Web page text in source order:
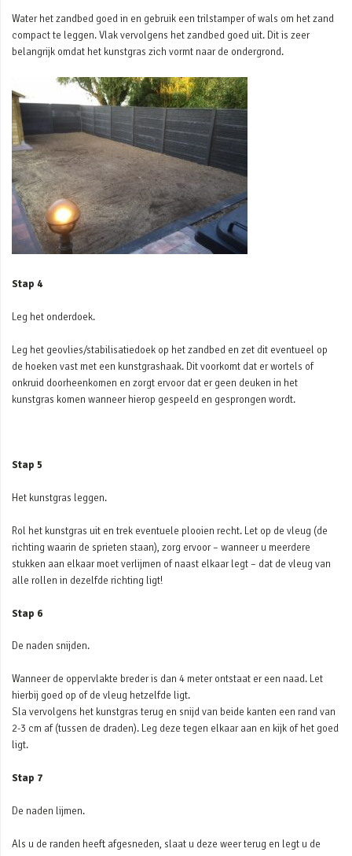
Water het zandbed goed in en gebruik een trilstamper of wals om het zand
compact te leggen. Vlak vervolgens het zandbed goed uit. Dit is zeer
belangrijk omdat het kunstgras zich vormt naar de ondergrond.
Stap 4
Leg het onderdoek.
Leg het geovlies/stabilisatiedoek op het zandbed en zet dit eventueel op
de hoeken vast met een kunstgrashaak. Dit voorkomt dat er wortels of
onkruid doorheenkomen en zorgt ervoor dat er geen deuken in het
kunstgras komen wanneer hierop gespeeld en gesprongen wordt.
Stap 5
Het kunstgras leggen.
Rol het kunstgras uit en trek eventuele plooien recht. Let op de vleug (de
richting waarin de sprieten staan), zorg ervoor – wanneer u meerdere
stukken aan elkaar moet verlijmen of naast elkaar legt – dat de vleug van
alle rollen in dezelfde richting ligt!
Stap 6
De naden snijden.
Wanneer de oppervlakte breder is dan 4 meter ontstaat er een naad. Let
hierbij goed op of de vleug hetzelfde ligt.
Sla vervolgens het kunstgras terug en snijd van beide kanten een rand van
2-3 cm af (tussen de draden). Leg deze tegen elkaar aan en kijk of het goed
ligt.
Stap 7
De naden lijmen.
Als u de randen heeft afgesneden, slaat u deze weer terug en legt u de